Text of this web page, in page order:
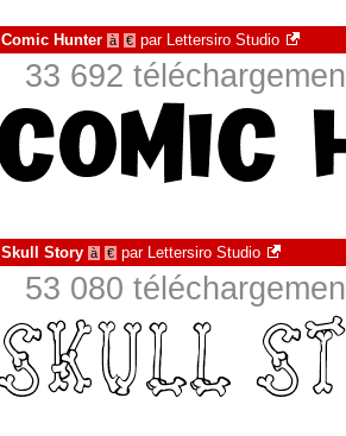
Comic Hunter à € par Lettersiro Studio
33 692
Skull Story à € par Lettersiro Studio
53 080